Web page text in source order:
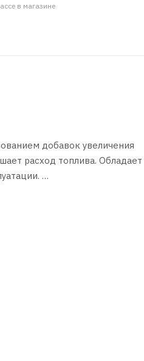
в магазине
добавок увеличения
расход топлива. Обладает